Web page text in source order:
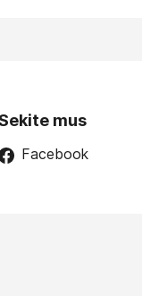
mus
Facebook